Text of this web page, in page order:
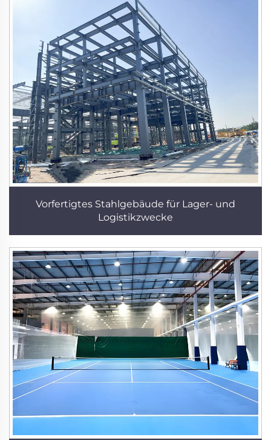
Vorfertigtes Stahlgebäude für Lager- und
Logistikzwecke